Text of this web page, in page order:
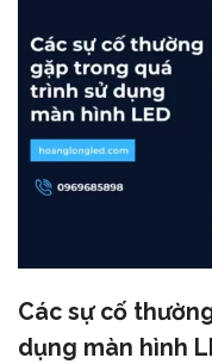
Các sự cố
dụng màn hình